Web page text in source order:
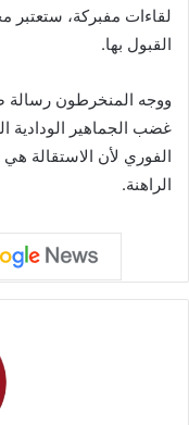
لقاءات مفبركة، ستعتبر
القبول بها.
ووجه المنخرطون رسالة
غضب الجماهير الودادية
الفوري لأن الاستقالة هي
الراهنة.